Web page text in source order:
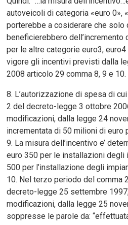
autoveicoli di categoria «euro 0»,
porterebbe a cosiderare che solo
beneficierebbero
per le altre categorie euro3,
vigore gli incentivi previsti dalla
2008 articolo 29 comma 8, 9 e 10.
8. L’autorizzazione di spesa di
2 del decreto-legge 3 ottobre
modificazioni, dalla legge 24
incrementata di 50 milioni di euro
9. La misura dell’incentivo e’
euro 350 per le installazioni degli
500 per l’installazione degli
10. Nel terzo periodo del comma
decreto-legge 25 settembre
modificazioni, dalla legge 25
soppresse le parole da: